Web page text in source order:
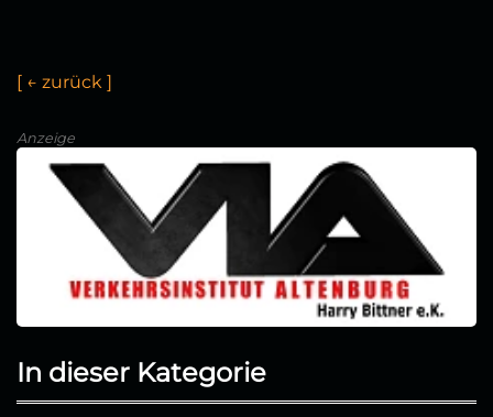
[ ← urü c k ]
Anzeige
In dieser Kategorie